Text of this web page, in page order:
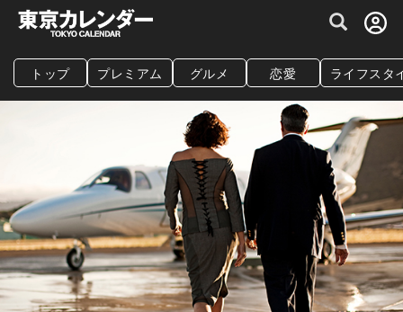
グルメ情報・プレミアムレストラン予約
トップ プレミアム グルメ 恋愛 ライフスタ